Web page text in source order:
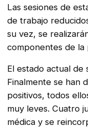
Las sesiones de
de trabajo
su vez, se
componentes de la
El estado actual de
Finalmente se han
positivos, todos
muy leves. Cuatro
médica y se